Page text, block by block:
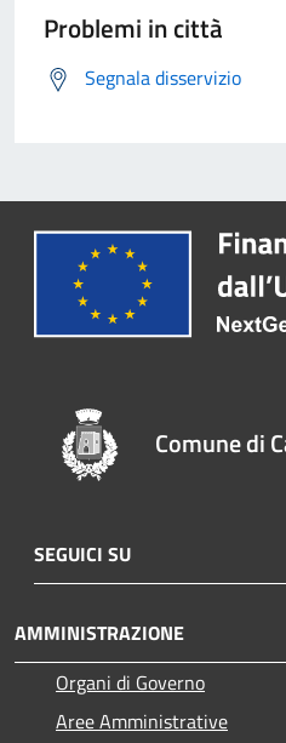
Problemi in città
Segnala disservizio
Comune di
SEGUICI SU
AMMINISTRAZIONE
Organi di Governo
Aree Amministrative